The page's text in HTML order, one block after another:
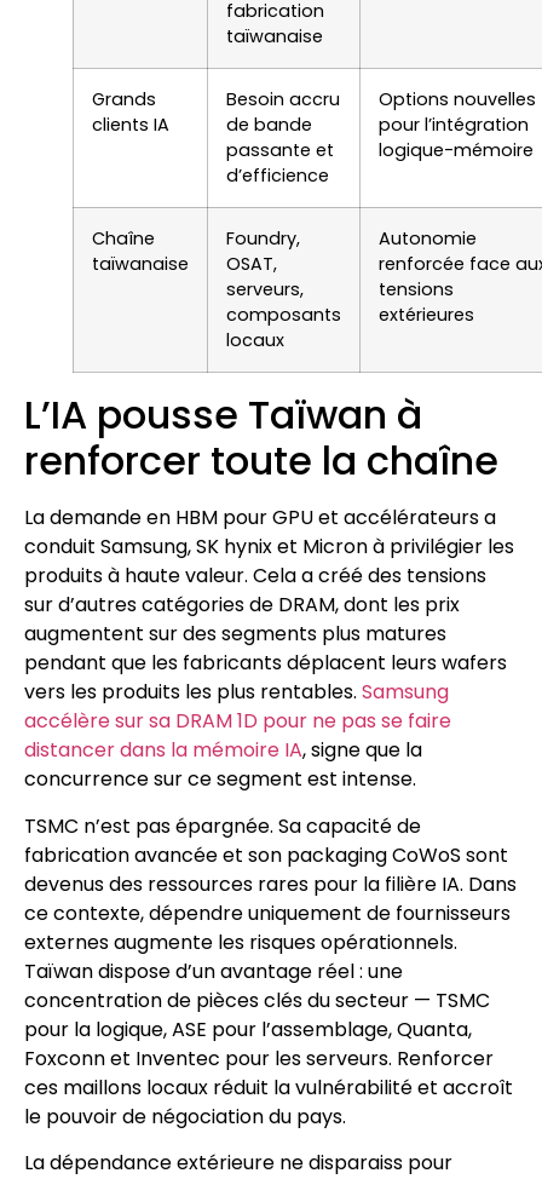
fabrication
taïwanaise
Grands
clients IA
Besoin accru
de bande
passante et
d’efficience
Options nouvelles
pour l’intégration
logique-mémoire
Chaîne
taïwanaise
Foundry,
OSAT,
serveurs,
composants
locaux
Autonomie
renforcée face
tensions
extérieures
L’IA pousse Taïwan à
renforcer toute la chaîne
La demande en HBM pour GPU et accélérateurs a
conduit Samsung, SK hynix et Micron à privilégier les
produits à haute valeur. Cela a créé des tensions
sur d’autres catégories de DRAM, dont les prix
augmentent sur des segments plus matures
pendant que les fabricants déplacent leurs wafers
vers les produits les plus rentables. Samsung
accélère sur sa DRAM 1D pour ne pas se faire
distancer dans la mémoire IA, signe que la
concurrence sur ce segment est intense.
TSMC n’est pas épargnée. Sa capacité de
fabrication avancée et son packaging CoWoS sont
devenus des ressources rares pour la filière IA. Dans
ce contexte, dépendre uniquement de fournisseurs
externes augmente les risques opérationnels.
Taïwan dispose d’un avantage réel : une
concentration de pièces clés du secteur — TSMC
pour la logique, ASE pour l’assemblage, Quanta,
Foxconn et Inventec pour les serveurs. Renforcer
ces maillons locaux réduit la vulnérabilité et accroît
le pouvoir de négociation du pays.
La dépendance extérieure ne disparaiss pour